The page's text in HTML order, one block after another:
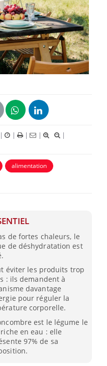
| | | |
|
alimentation
de fortes chaleurs, le
de déshydratation est
éviter les produits trop
: ils demandent à
davantage
pour réguler la
corporelle.
est le légume le
en eau : elle
97% de sa